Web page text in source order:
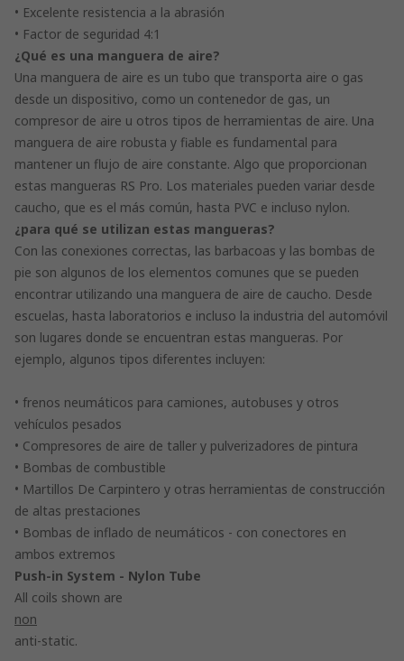
• Excelente resistencia a la abrasión
• Factor de seguridad 4:1
¿Qué es una manguera de aire?
Una manguera de aire es un tubo que transporta aire o gas
desde un dispositivo, como un contenedor de gas, un
compresor de aire u otros tipos de herramientas de aire. Una
manguera de aire robusta y fiable es fundamental para
mantener un flujo de aire constante. Algo que proporcionan
estas mangueras RS Pro. Los materiales pueden variar desde
caucho, que es el más común, hasta PVC e incluso nylon.
¿para qué se utilizan estas mangueras?
Con las conexiones correctas, las barbacoas y las bombas de
pie son algunos de los elementos comunes que se pueden
encontrar utilizando una manguera de aire de caucho. Desde
escuelas, hasta laboratorios e incluso la industria del automóvil
son lugares donde se encuentran estas mangueras. Por
ejemplo, algunos tipos diferentes incluyen:
• frenos neumáticos para camiones, autobuses y otros
vehículos pesados
• Compresores de aire de taller y pulverizadores de pintura
• Bombas de combustible
• Martillos De Carpintero y otras herramientas de construcción
de altas prestaciones
• Bombas de inflado de neumáticos - con conectores en
ambos extremos
Push-in System - Nylon Tube
All coils shown are
non
anti-static.